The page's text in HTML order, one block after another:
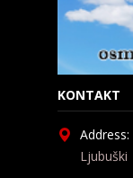
KONTAKT
Address:
Ljubuški